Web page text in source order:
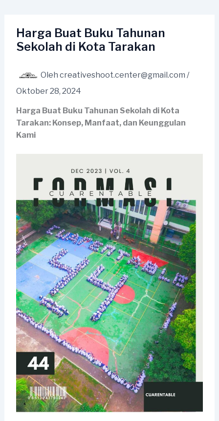
kontenHarga Buat Buku Tahunan
Sekolah di Kota Tarakan
Oleh creativeshoot.center@gmail.com /
Oktober 28, 2024
Harga Buat Buku Tahunan Sekolah di Kota
Tarakan: Konsep, Manfaat, dan Keunggulan
Kami